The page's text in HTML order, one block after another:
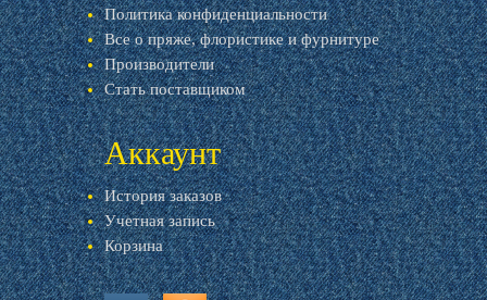
Политика конфиденциальности
Все о пряже, флористике и фурнитуре
Производители
Стать поставщиком
Аккаунт
История заказов
Учетная запись
Корзина